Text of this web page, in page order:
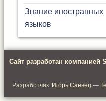
Знание иностранных
языков
Сайт разработан компанией
Разработчик: Игорь Саевец —